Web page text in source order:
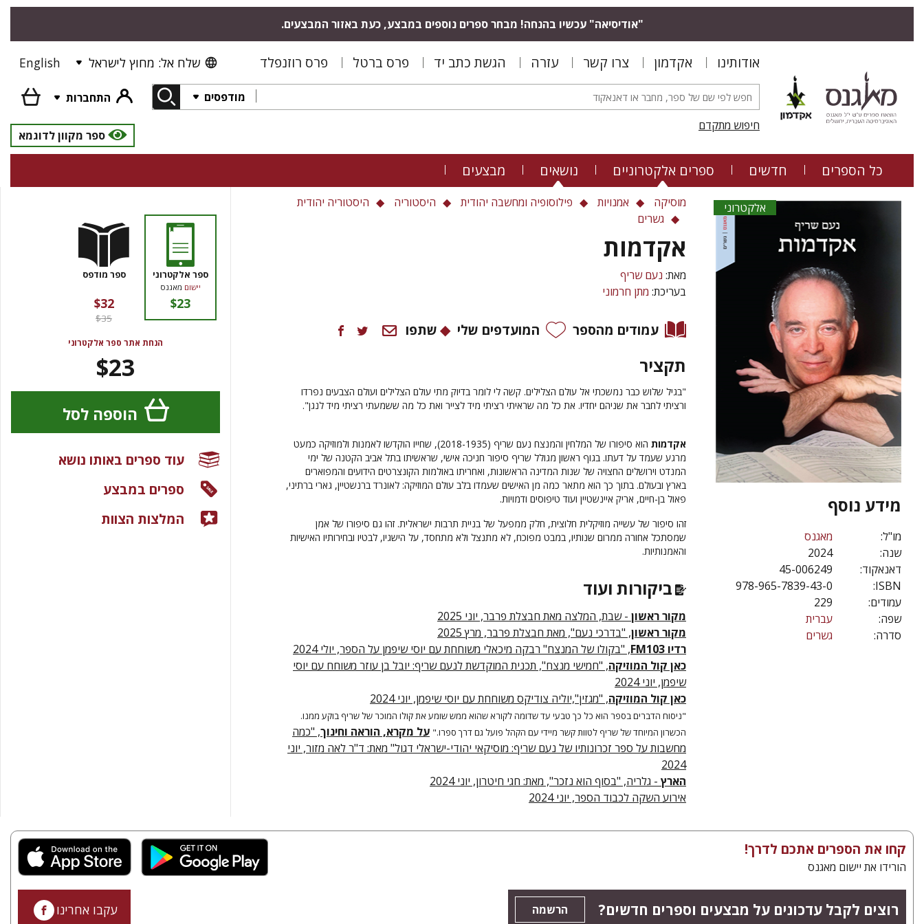
"אודיסיאה" עכשיו בהנחה! מבחר ספרים נוספים במבצע, כעת באזור המבצעים.
אודותינו אקדמון צרו קשר עזרה הגשת כתב יד פרס ברטל פרס רוזנפלד שלח אל: מחוץ לישראל English
מודפסים
התחברות
חיפוש מתקדם
ספר מקוון לדוגמא
כל הספרים חדשים ספרים אלקטרוניים נושאים מבצעים
אלקטרוני
מידע נוסף
מו"ל:
מאגנס
שנה:
2024
דאנאקוד:
45-006249
ISBN:
978-965-7839-43-0
עמודים:
229
שפה:
עברית
סדרה:
גשרים
מוסיקה אמנויות פילוסופיה ומחשבה יהודית היסטוריה
היסטוריה יהודית
גשרים
אקדמות
מאת: נעם שריף
בעריכת: מתן חרמוני
עמודים מהספר המועדפים שלי שתפו
תקציר
"בגיל שלוש כבר נמשכתי אל עולם הצלילים. קשה לי לומר בדיוק מתי עולם הצלילים ועולם הצבעים נפרדו
ורציתי לחבר את שניהם יחדיו. את כל מה שראיתי רציתי מיד לצייר ואת כל מה ששמעתי רציתי מיד לנגן".
אקדמות
הוא סיפורו של המלחין והמנצח נעם שריף (2018-1935), שחייו הוקדשו לאמנות ולמוזיקה כמעט
מרגע שעמד על דעתו. בגוף ראשון מגולל שריף סיפור חניכה אישי, שראשיתו בתל אביב הקטנה של ימי
המנדט וירושלים החצויה של שנות המדינה הראשונות, ואחריתו באולמות הקונצרטים הידועים והמפוארים
בארץ ובעולם. בתוך כך הוא מתאר כמה מן האישים שעמדו בלב עולם המוזיקה: לאונרד ברנשטיין, גארי ברתיני,
פאול בן-חיים, אריק איינשטיין ועוד טיפוסים ודמויות.
זהו סיפור של עשייה מוזיקלית חלוצית, חלק ממפעל של בניית תרבות ישראלית. זהו גם סיפורו של אמן
שמסתכל אחורה ממרום שנותיו, במבט מפוכח, לא מתנצל ולא מתחסד, על הישגיו, לבטיו ובחירותיו האישיות
והאמנותיות.
ביקורות ועוד
מקור ראשון - שבת, המלצה מאת חבצלת פרבר, יוני 2025
מקור ראשון, "בדרכי נעם", מאת חבצלת פרבר, מרץ 2025
רדיו FM103
, "בקולו של המנצח" רבקה מיכאלי משוחחת עם יוסי שיפמן על הספר, יולי 2024
כאן קול המוזיקה, "חמישי מנצח", תכנית המוקדשת לנעם שריף: יובל בן עוזר משוחח עם יוסי
שיפמן, יוני 2024
כאן קול המוזיקה, "מגזין",יוליה צודיקס משוחחת עם יוסי שיפמן, יוני 2024
"ניסוח הדברים בספר הוא כל כך טבעי עד שדומה לקורא שהוא ממש שומע את קולו המוכר של שריף בוקע ממנו.
הכשרון המיוחד של שריף לטוות קשר מיידי עם הקהל פועל גם דרך ספרו." על מקרא, הוראה וחינוך, "כמה
מחשבות על ספר זכרונותיו של נעם שריף: מוסיקאי יהודי-ישראלי דגול" מאת: ד"ר לאה מזור, יוני
2024
הארץ - גלריה, "בסוף הוא נזכר", מאת: חגי חיטרון, יוני 2024
אירוע השקה לכבוד הספר, יוני 2024
ספר אלקטרוני
יישום מאגנס
$23
ספר מודפס
$32
$35
הנחת אתר ספר אלקטרוני
$23
הוספה לסל
עוד ספרים באותו נושא
ספרים במבצע
המלצות הצוות
קחו את הספרים אתכם לדרך!
הורידו את יישום מאגנס
רוצים לקבל עדכונים על מבצעים וספרים חדשים? הרשמה עקבו אחרינו